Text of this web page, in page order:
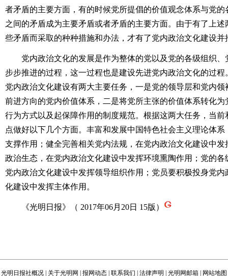
者矛盾的主要方面，有的时候党所提倡的价值观念体系与党
之间的矛盾成为主要矛盾或者矛盾的主要方面。由于有了上
些矛盾而采取的种种措施和办法，才有了党内政治文化建设
党内政治文化的发展是作为整体的党以及党的各级组织、
步步推进的过程，这一过程也是建设先进党内政治文化的过
党内政治文化建设有两大主要任务，一是党的领导层和党内
前进方向的党内价值体系，二是将党所主张的价值体系转化
行为方式以及起保障作用的制度规范。根据这两大任务，当
点做好以下几个方面。丰富和发展中国特色社会主义理论体
支撑作用；健全完善相关党内法规，在党内政治文化建设中
政治生态，在党内政治文化建设中发挥环境熏陶作用；党的
党内政治文化建设中发挥领导组织作用；党员要积极投身党
化建设中发挥主体作用。
《光明日报》（ 2017年06月20日 15版）
光明日报社概况 关于光明网 报网动态 联系我们 法律声明 光明网邮箱 网站地图